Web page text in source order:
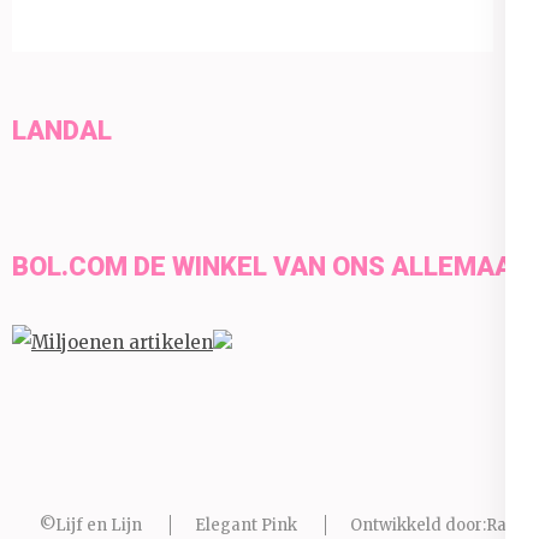
LANDAL
BOL.COM DE WINKEL VAN ONS ALLEMAAL
©Lijf en Lijn Elegant Pink Ontwikkeld door:Rara